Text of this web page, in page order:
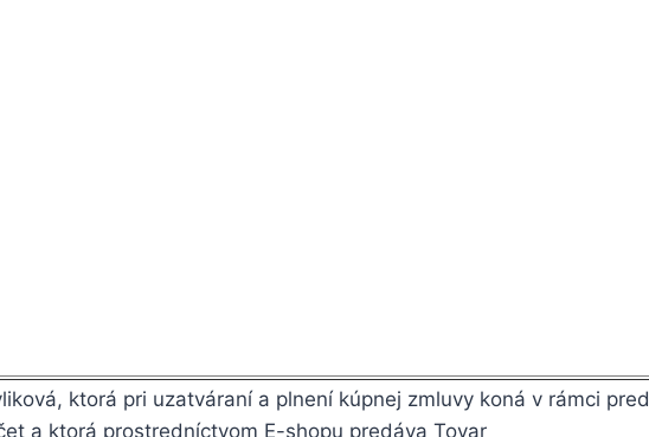
ktorá pri uzatváraní a plnení kúpnej zmluvy koná v rámci
a ktorá prostredníctvom E-shopu predáva Tovar